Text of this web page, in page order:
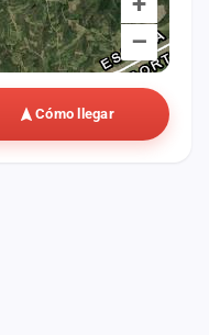
–
Cómo llegar